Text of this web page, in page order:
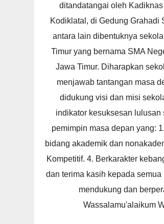
ditandatangai oleh
Kodiklatal, di Gedung Grahadi
antara lain dibentuknya
Timur yang bernama SMA
Jawa Timur. Diharapkan
menjawab tantangan masa
didukung visi dan misi
indikator kesuksesan lulusan
pemimpin masa depan yang:
bidang akademik dan
Kompetitif. 4. Berkarakter
dan terima kasih kepada
mendukung dan
Wassalamu'alaikum